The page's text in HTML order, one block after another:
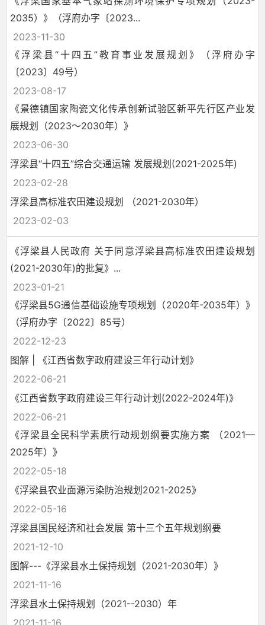
2035）》（浮府办字〔2023...
2023-11-30
《浮梁县“十四五”教育事业发展规划》（浮府办字
〔2023〕49号）
2023-08-17
《景德镇国家陶瓷文化传承创新试验区新平先行区产业发
展规划（2023～2030年）》
2023-06-30
浮梁县“十四五”综合交通运输 发展规划(2021-2025年)
2023-02-28
浮梁县高标准农田建设规划 （2021-2030年）
2023-02-03
《浮梁县人民政府 关于同意浮梁县高标准农田建设规划
(2021-2030年)的批复》...
2023-01-21
《浮梁县5G通信基础设施专项规划（2020年-2035年）》
（浮府办字〔2022〕85号）
2022-12-23
图解 | 《江西省数字政府建设三年行动计划》
2022-06-21
《江西省数字政府建设三年行动计划(2022-2024年)》
2022-06-21
《浮梁县全民科学素质行动规划纲要实施方案 （2021—
2025年）》
2022-05-18
《浮梁县农业面源污染防治规划2021-2025》
2022-05-16
浮梁县国民经济和社会发展 第十三个五年规划纲要
2021-12-10
图解---《浮梁县水土保持规划（2021-2030年）》
2021-11-16
浮梁县水土保持规划（2021--2030）年